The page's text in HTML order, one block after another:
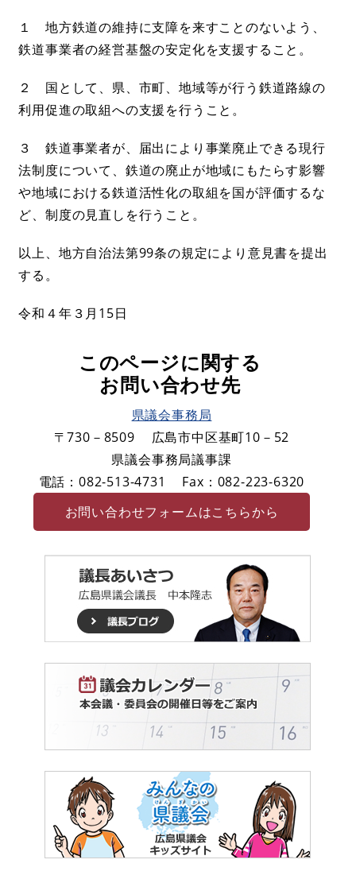
１ 地方鉄道の維持に支障を来すことのないよう、
鉄道事業者の経営基盤の安定化を支援すること。
２ 国として、県、市町、地域等が行う鉄道路線の
利用促進の取組への支援を行うこと。
３ 鉄道事業者が、届出により事業廃止できる現行
法制度について、鉄道の廃止が地域にもたらす影響
や地域における鉄道活性化の取組を国が評価するな
ど、制度の見直しを行うこと。
以上、地方自治法第99条の規定により意見書を提出
する。
令和４年３月15日
このページに関する
お問い合わせ先
県議会事務局
〒730－8509
広島市中区基町10－52
県議会事務局議事課
電話：082-513-4731
Fax：082-223-6320
お問い合わせフォームはこちらから